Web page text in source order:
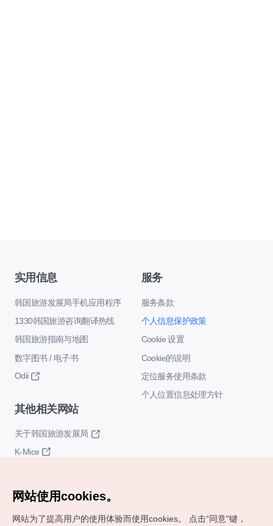
实用信息
韩国旅游发展局手机应用程序
1330韩国旅游咨询翻译热线
韩国旅游指南与地图
数字图书 / 电子书
Odii
服务
服务条款
个人信息保护政策
Cookie 设置
Cookie的说明
定位服务使用条款
个人位置信息处理方针
其他相关网站
关于韩国旅游发展局
K-Mice
网站使用cookies。
网站为了提高用户的使用体验而使用cookies。
点击“同意"键，